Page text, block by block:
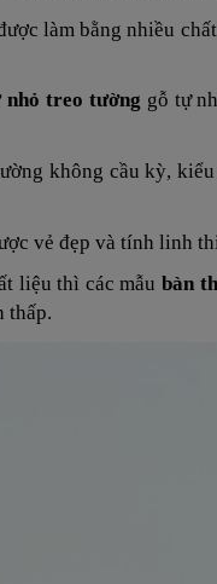
làm bằng nhiều
nhỏ treo tường gỗ tự
không cầu kỳ,
vẻ đẹp và tính linh
liệu thì các mẫu bàn
thấp.